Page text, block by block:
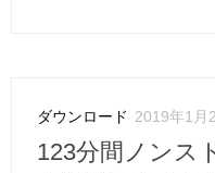
ダウンロード 2019年1月
123分間ノンス